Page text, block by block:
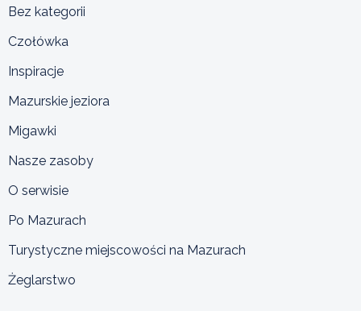
Bez kategorii
Czołówka
Inspiracje
Mazurskie jeziora
Migawki
Nasze zasoby
O serwisie
Po Mazurach
Turystyczne miejscowości na Mazurach
Żeglarstwo